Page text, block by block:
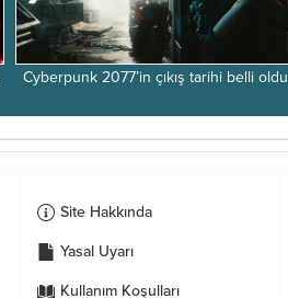
Cyberpunk 2077’in çıkış tarihi belli oldu
Site Hakkında
Yasal Uyarı
Kullanım Koşulları